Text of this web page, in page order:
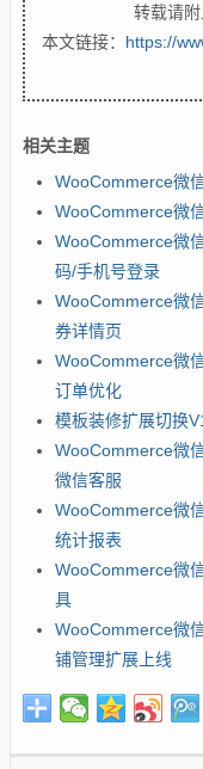
转载请附
本文链接： https://
相关主题
WooCommerce微
WooCommerce微
WooCommerce微
码/手机号登录
WooCommerce微
券详情页
WooCommerce微
订单优化
模板装修扩展切换
WooCommerce微
微信客服
WooCommerce微
统计报表
WooCommerce微
具
WooCommerce微
铺管理扩展上线